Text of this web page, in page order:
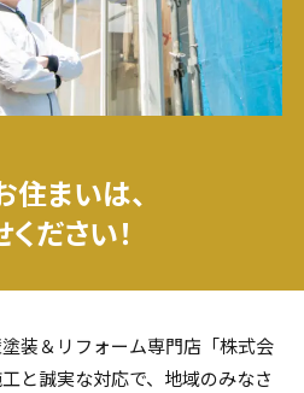
まいは、
ださい！
装＆リフォーム専門店「株式会
と誠実な対応で、地域のみなさ